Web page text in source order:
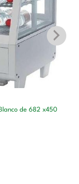
de 682 x450